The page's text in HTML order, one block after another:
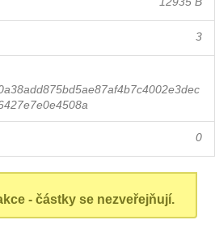
3
0
- částky se nezveřejňují.